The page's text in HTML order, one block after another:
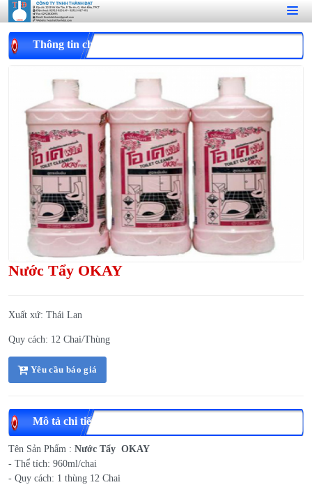
Thông tin chi tiết
Nước Tẩy OKAY
Xuất xứ: Thái Lan
Quy cách: 12 Chai/Thùng
Yêu cầu báo giá
Mô tả chi tiết
Tên Sản Phẩm : Nước Tẩy OKAY
- Thể tích: 960ml/chai
- Quy cách: 1 thùng 12 Chai